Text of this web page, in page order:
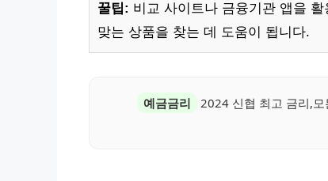
꿀팁: 비교 사이트나 금융기관 앱을
맞는 상품을 찾는 데 도움이 됩니다.
예금금리 2024 신협 최고 금리,